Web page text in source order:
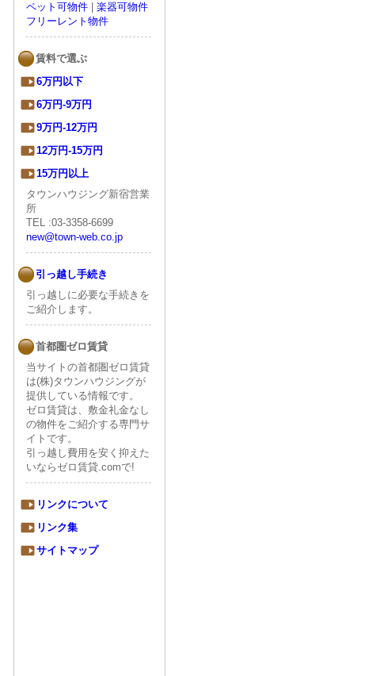
ペット可物件
楽器可物件
フリーレント物件
賃料で選ぶ
6万円以下
6万円-9万円
9万円-12万円
12万円-15万円
15万円以上
タウンハウジング新宿営業
所
TEL :03-3358-6699
new@town-web.co.jp
引っ越し手続き
引っ越しに必要な手続きを
ご紹介します。
首都圏ゼロ賃貸
当サイトの首都圏ゼロ賃貸
は(株)タウンハウジングが
提供している情報です。
ゼロ賃貸は、敷金礼金なし
の物件をご紹介する専門サ
イトです。
引っ越し費用を安く抑えた
いならゼロ賃貸.comで!
リンクについて
リンク集
サイトマップ